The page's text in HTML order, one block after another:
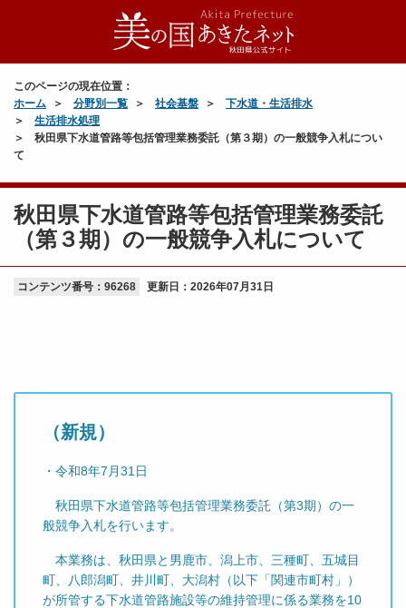
このページの現在位置：
ホーム
分野別一覧 社会基盤
下水道・生活排水
生活排水処理
秋田県下水道管路等包括管理業務委託（第３期）の一般競争入札につい
て
秋田県下水道管路等包括管理業務委託
（第３期）の一般競争入札について
コンテンツ番号：96268 更新日： 2026年07月31日
（新規）
・令和8年7月31日
秋田県下水道管路等包括管理業務委託（第3期）の一
般競争入札を行います。
本業務は、秋田県と男鹿市、潟上市、三種町、五城目
町、八郎潟町、井川町、大潟村（以下「関連市町村」）
が所管する下水道管路施設等の維持管理に係る業務を10